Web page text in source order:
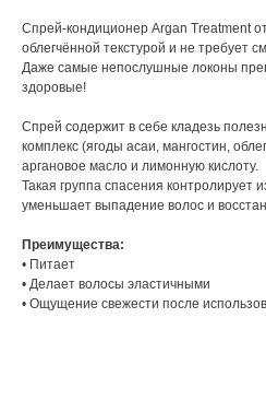
Спрей-кондиционер Argan Treatment
облегчённой текстурой и не требует
Даже самые непослушные локоны
здоровые!
Спрей содержит в себе кладезь
комплекс (ягоды асаи, мангостин,
аргановое масло и лимонную кислоту.
Такая группа спасения контролирует
уменьшает выпадение волос и
Преимущества:
• Питает
• Делает волосы эластичными
• Ощущение свежести после